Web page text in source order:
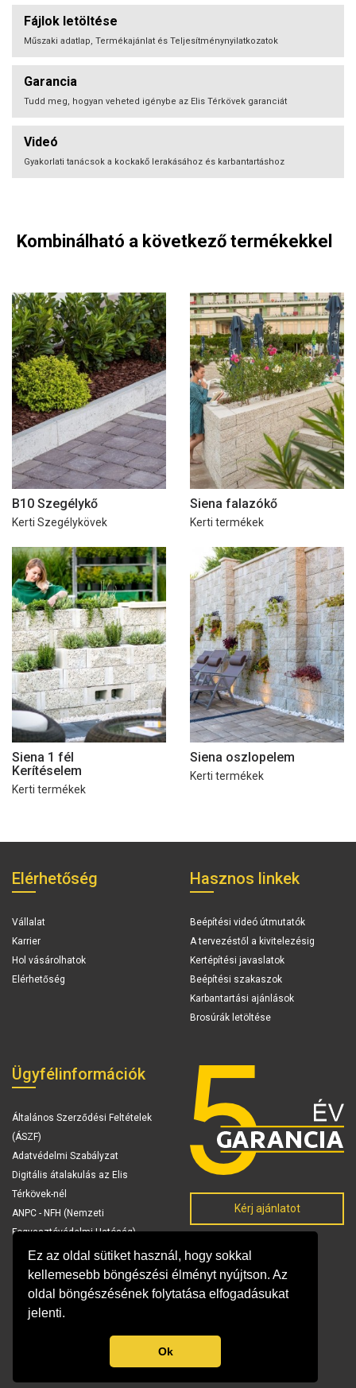
Ez az oldal sütiket használ, hogy sokkal
kellemesebb böngészési élményt nyújtson. Az
oldal böngészésének folytatása elfogadásukat
jelenti.
Ok
Fájlok letöltése
Műszaki adatlap, Termékajánlat és Teljesítménynyilatkozatok
Garancia
Tudd meg, hogyan veheted igénybe az Elis Térkövek garanciát
Videó
Gyakorlati tanácsok a kockakő lerakásához és karbantartáshoz
Kombinálható a következő termékekkel
B10 Szegélykő
Kerti Szegélykövek
Siena falazókő
Kerti termékek
Siena 1 fél
Kerítéselem
Kerti termékek
Siena oszlopelem
Kerti termékek
Elérhetőség
Vállalat
Karrier
Hol vásárolhatok
Elérhetőség
Hasznos linkek
Beépítési videó útmutatók
A tervezéstől a kivitelezésig
Kertépítési javaslatok
Beépítési szakaszok
Karbantartási ajánlások
Brosúrák letöltése
Ügyfélinformációk
Általános Szerződési Feltételek
(ÁSZF)
Adatvédelmi Szabályzat
Digitális átalakulás az Elis
Térkövek-nél
ANPC - NFH (Nemzeti
Fogyasztóvédelmi Hatóság)
Kérj ajánlatot
© Copyright 2026 Elis Térkövek